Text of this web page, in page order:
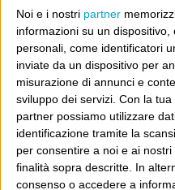
Noi e i nostri partner
informazioni su un
personali, come identificatori
inviate da un dispositivo per
misurazione di annunci e
sviluppo dei servizi. Con la tua
partner possiamo utilizzare
identificazione tramite la
per consentire a noi e ai
finalità sopra descritte. In
consenso o accedere a
Dove sei?
Wittgenstein è il blog di
direttore editoriale del
sei qui perché conosci
capitato qui per altri giri.